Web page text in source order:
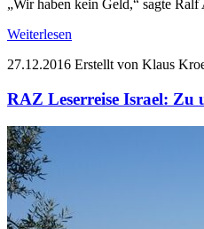
„Wir haben kein Geld,“ sagte
Weiterlesen
27.12.2016 Erstellt von Klaus
RAZ Leserreise Israel: Zu